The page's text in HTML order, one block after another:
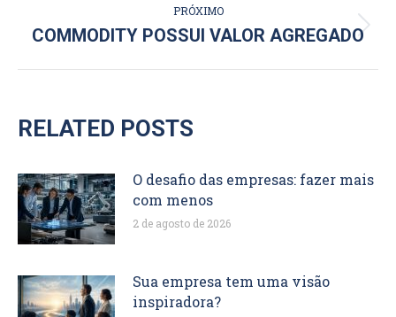
PRÓXIMO
Próximo
COMMODITY POSSUI VALOR AGREGADO
RELATED POSTS
O desafio das empresas: fazer mais
com menos
2 de agosto de 2026
Sua empresa tem uma visão
inspiradora?